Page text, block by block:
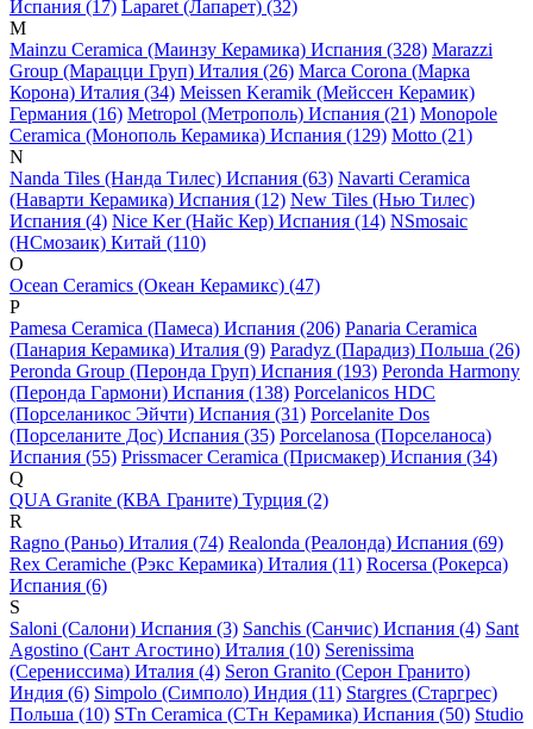
Испания (17) Laparet (Лапарет) (32)
M
Mainzu Ceramica (Маинзу Керамика) Испания (328) Marazzi
Group (Марацци Груп) Италия (26) Marca Corona (Марка
Корона) Италия (34) Meissen Keramik (Мейсcен Керамик)
Германия (16) Metropol (Метрополь) Испания (21) Monopole
Ceramica (Монополь Керамика) Испания (129) Motto (21)
N
Nanda Tiles (Нанда Тилес) Испания (63) Navarti Ceramica
(Наварти Керамика) Испания (12) New Tiles (Нью Тилес)
Испания (4) Nice Ker (Найс Кер) Испания (14) NSmosaic
(НСмозаик) Китай (110)
O
Ocean Ceramics (Океан Керамикс) (47)
P
Pamesa Ceramica (Памеса) Испания (206) Panaria Ceramica
(Панария Керамика) Италия (9) Paradyz (Парадиз) Польша (26)
Peronda Group (Перонда Груп) Испания (193) Peronda Harmony
(Перонда Гармони) Испания (138) Porcelanicos HDC
(Порселаникос Эйчти) Испания (31) Porcelanite Dos
(Порселаните Дос) Испания (35) Porcelanosa (Порселаноса)
Испания (55) Prissmacer Ceramica (Присмакер) Испания (34)
Q
QUA Granite (КВА Граните) Турция (2)
R
Ragno (Раньо) Италия (74) Realonda (Реалонда) Испания (69)
Rex Ceramiche (Рэкс Керамика) Италия (11) Rocersa (Рокерса)
Испания (6)
S
Saloni (Салони) Испания (3) Sanchis (Санчис) Испания (4) Sant
Agostino (Сант Агостино) Италия (10) Serenissima
(Серениссима) Италия (4) Seron Granito (Серон Гранито)
Индия (6) Simpolo (Симполо) Индия (11) Stargres (Старгрес)
Польша (10) STn Ceramica (СТн Керамика) Испания (50) Studio